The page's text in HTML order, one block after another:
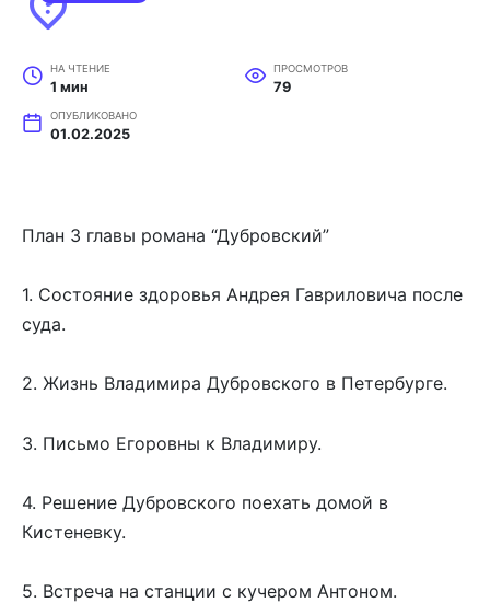
НА ЧТЕНИЕ
1 мин
ПРОСМОТРОВ
79
ОПУБЛИКОВАНО
01.02.2025
План 3 главы романа “Дубровский”
1. Состояние здоровья Андрея Гавриловича после
суда.
2. Жизнь Владимира Дубровского в Петербурге.
3. Письмо Егоровны к Владимиру.
4. Решение Дубровского поехать домой в
Кистеневку.
5. Встреча на станции с кучером Антоном.